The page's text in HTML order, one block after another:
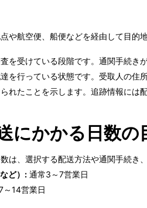
や航空便、船便などを経由して目
を受けている段階です。通関手続き
を行っている状態です。受取人の住
れたことを示します。追跡情報には
にかかる日数の
は、選択する配送方法や通関手続き
ど）: 通常3～7営業日
～14営業日